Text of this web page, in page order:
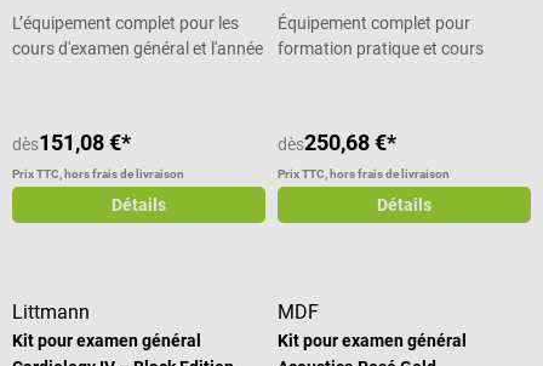
L’équipement complet pour les
cours d'examen général et l'année
dès151,08 €*
Prix TTC, hors frais de livraison
Détails
Edition
Équipement complet pour
formation pratique et cours
dès250,68 €*
Prix TTC, hors frais de livraison
Détails
Littmann
Kit pour examen général
MDF
Kit pour examen général